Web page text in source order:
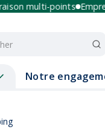
multi-points
Notre